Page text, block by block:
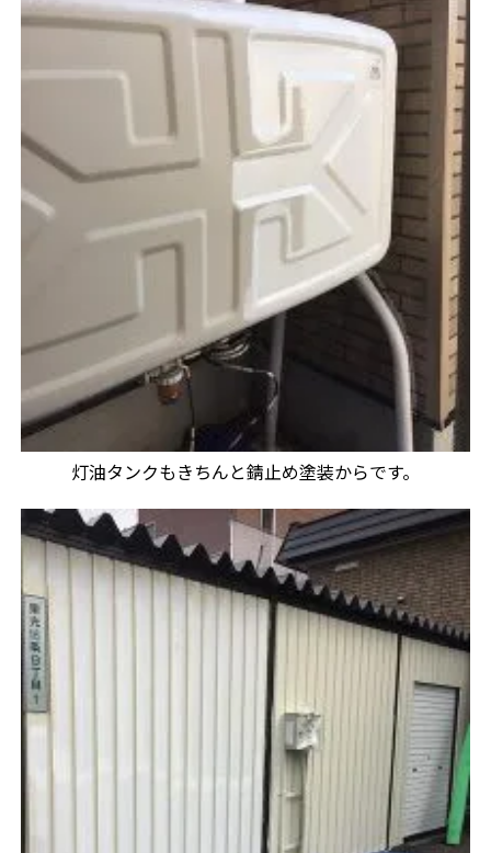
灯油タンクもきちんと錆止め塗装からです。